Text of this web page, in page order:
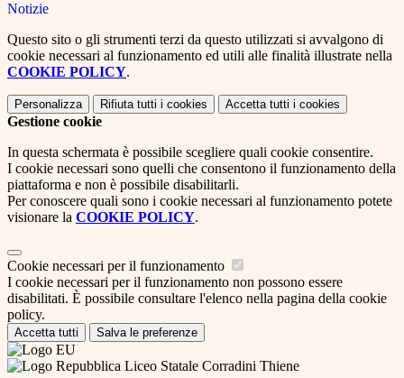
Notizie
Questo sito o gli strumenti terzi da questo utilizzati si avvalgono di
cookie necessari al funzionamento ed utili alle finalità illustrate nella
COOKIE POLICY.
Personalizza Rifiuta tutti i cookies Accetta tutti i cookies
Gestione cookie
In questa schermata è possibile scegliere quali cookie consentire.
I cookie necessari sono quelli che consentono il funzionamento della
piattaforma e non è possibile disabilitarli.
Per conoscere quali sono i cookie necessari al funzionamento potete
visionare la COOKIE POLICY.
Cookie necessari per il funzionamento
I cookie necessari per il funzionamento non possono essere
disabilitati. È possibile consultare l'elenco nella pagina della cookie
policy.
Accetta tutti Salva le preferenze
Liceo Statale Corradini Thiene